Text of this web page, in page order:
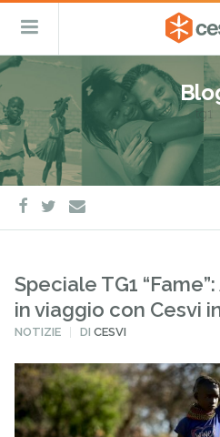
Salta
al
contenuto
CESVI
–
ETS
e
Menu
tg1
facebook
twitter
e-
mail
Speciale TG1
in viaggio con Cesvi
PUBBLICATO
NOTIZIE DICESVI